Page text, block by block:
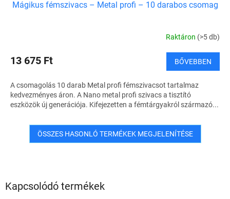
Kapcsolódó termékek
Mágikus fémszivacs – Metal profi – 10 darabos csomag
Raktáron (>5 db)
13 675 Ft BŐVEBBEN
A csomagolás 10 darab Metal profi fémszivacsot tartalmaz
kedvezményes áron. A Nano metal profi szivacs a tisztító
eszközök új generációja. Kifejezetten a fémtárgyakról származó...
ÖSSZES HASONLÓ TERMÉKEK MEGJELENÍTÉSE